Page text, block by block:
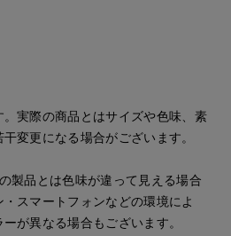
実際の商品とはサイズや色味、素
変更になる場合がございます。
製品とは色味が違って見える場合
スマートフォンなどの環境によ
が異なる場合もございます。